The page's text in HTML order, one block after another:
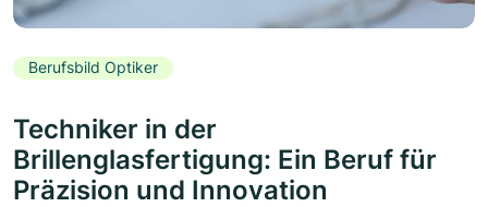
Berufsbild Optiker
Techniker in der
Brillenglasfertigung: Ein Beruf für
Präzision und Innovation